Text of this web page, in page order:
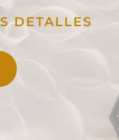
DETALLES